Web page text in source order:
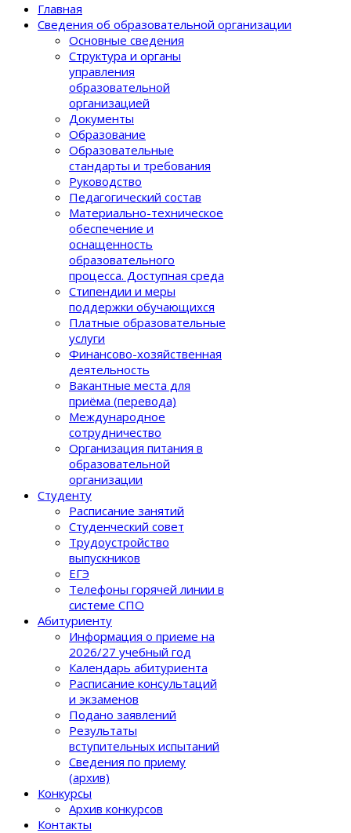
Главная
Сведения об образовательной организации
Основные сведения
Структура и органы
управления
образовательной
организацией
Документы
Образование
Образовательные
стандарты и требования
Руководство
Педагогический состав
Материально-техническое
обеспечение и
оснащенность
образовательного
процеcса. Доступная среда
Стипендии и меры
поддержки обучающихся
Платные образовательные
услуги
Финансово-хозяйственная
деятельность
Вакантные места для
приёма (перевода)
Международное
сотрудничество
Организация питания в
образовательной
организации
Студенту
Расписание занятий
Студенческий совет
Трудоустройство
выпускников
ЕГЭ
Телефоны горячей линии в
системе СПО
Абитуриенту
Информация о приеме на
2026/27 учебный год
Календарь абитуриента
Расписание консультаций
и экзаменов
Подано заявлений
Результаты
вступительных испытаний
Сведения по приему
(архив)
Конкурсы
Архив конкурсов
Контакты